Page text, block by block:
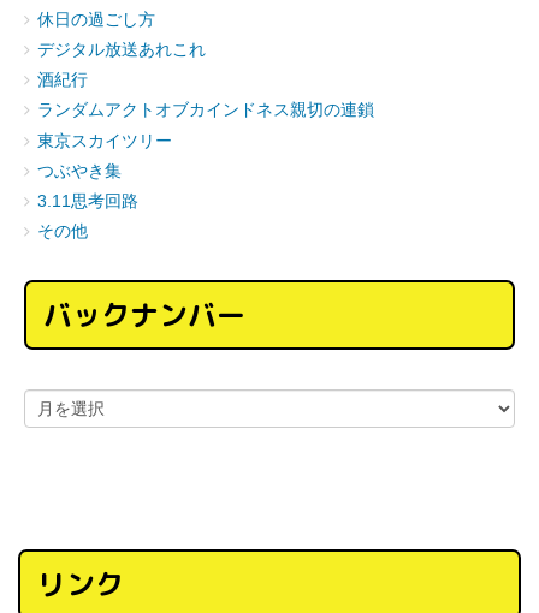
休日の過ごし方
デジタル放送あれこれ
酒紀行
ランダムアクトオブカインドネス親切の連鎖
東京スカイツリー
つぶやき集
3.11思考回路
その他
バックナンバー
リンク